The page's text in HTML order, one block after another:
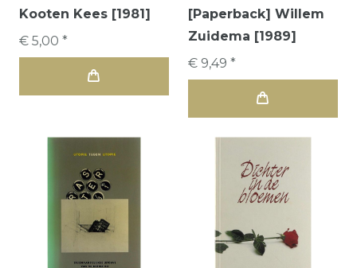
Kooten Kees [1981]
€ 5,00 *
[Paperback] Willem
Zuidema [1989]
€ 9,49 *